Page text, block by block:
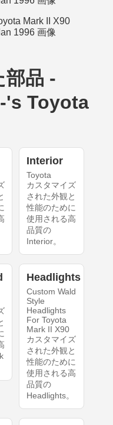
部品 -
's Toyota
Interior
Toyota
カスタマイズ
された外観と
性能のために
使用される高
品質の
Interior。
Headlights
Custom Wald
Style
Headlights
For Toyota
Mark II X90
カスタマイズ
された外観と
性能のために
使用される高
品質の
Headlights。